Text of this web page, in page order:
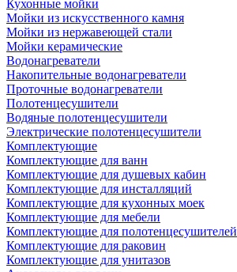
Кухонные мойки
Мойки из искусственного камня
Мойки из нержавеющей стали
Мойки керамические
Водонагреватели
Накопительные водонагреватели
Проточные водонагреватели
Полотенцесушители
Водяные полотенцесушители
Электрические полотенцесушители
Комплектующие
Комплектующие для ванн
Комплектующие для душевых кабин
Комплектующие для инсталляций
Комплектующие для кухонных моек
Комплектующие для мебели
Комплектующие для полотенцесушителей
Комплектующие для раковин
Комплектующие для унитазов